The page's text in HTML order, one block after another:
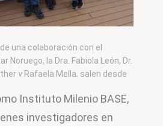
una colaboración con el
Noruego, la Dra. Fabiola León, Dr.
y Rafaela Mella, salen desde
Foto: F. León
Instituto Milenio BASE,
investigadores en